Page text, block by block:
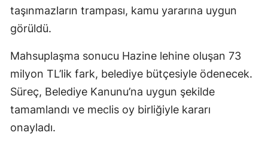
taşınmazların trampası, kamu yararına uygun
görüldü.
Mahsuplaşma sonucu Hazine lehine oluşan 73
milyon TL’lik fark, belediye bütçesiyle ödenecek.
Süreç, Belediye Kanunu’na uygun şekilde
tamamlandı ve meclis oy birliğiyle kararı
onayladı.